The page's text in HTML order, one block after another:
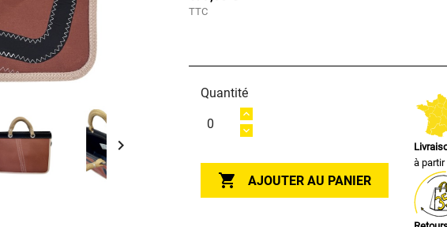

TTC
Quantité
 AJOUTER AU PANIER
à partir